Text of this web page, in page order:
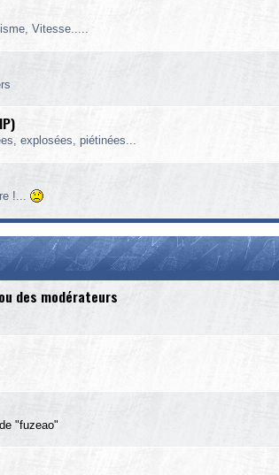
Vitesse.....
explosées, piétinées...
!...
des modérateurs
"fuzeao"